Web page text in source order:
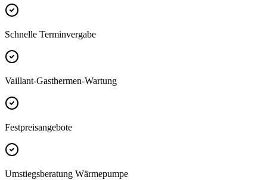
Schnelle Terminvergabe
Vaillant-Gasthermen-Wartung
Festpreisangebote
Umstiegsberatung Wärmepumpe